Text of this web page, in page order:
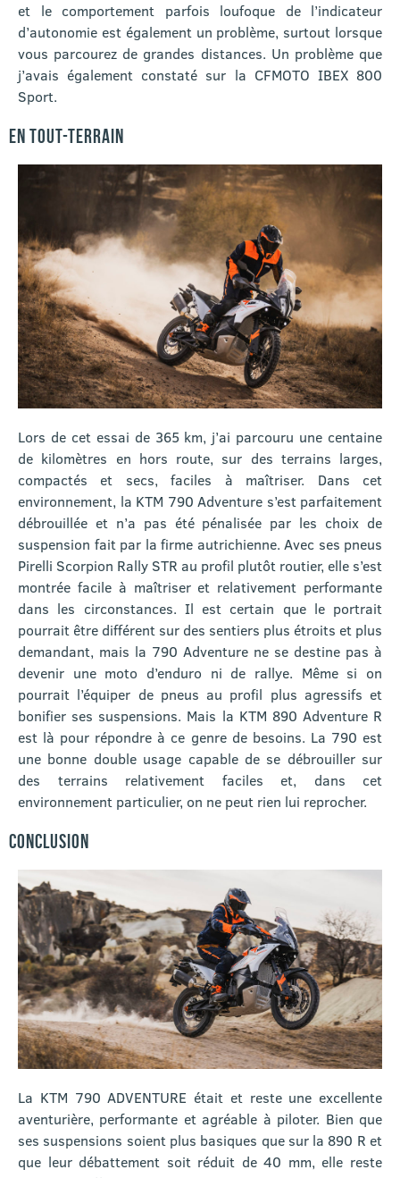
et le comportement parfois loufoque de l’indicateur
d’autonomie est également un problème, surtout lorsque
vous parcourez de grandes distances. Un problème que
j’avais également constaté sur la CFMOTO IBEX 800
Sport.
EN TOUT-TERRAIN
Lors de cet essai de 365 km, j’ai parcouru une centaine
de kilomètres en hors route, sur des terrains larges,
compactés et secs, faciles à maîtriser. Dans cet
environnement, la KTM 790 Adventure s’est parfaitement
débrouillée et n’a pas été pénalisée par les choix de
suspension fait par la firme autrichienne. Avec ses pneus
Pirelli Scorpion Rally STR au profil plutôt routier, elle s’est
montrée facile à maîtriser et relativement performante
dans les circonstances. Il est certain que le portrait
pourrait être différent sur des sentiers plus étroits et plus
demandant, mais la 790 Adventure ne se destine pas à
devenir une moto d’enduro ni de rallye. Même si on
pourrait l’équiper de pneus au profil plus agressifs et
bonifier ses suspensions. Mais la KTM 890 Adventure R
est là pour répondre à ce genre de besoins. La 790 est
une bonne double usage capable de se débrouiller sur
des terrains relativement faciles et, dans cet
environnement particulier, on ne peut rien lui reprocher.
CONCLUSION
La KTM 790 ADVENTURE était et reste une excellente
aventurière, performante et agréable à piloter. Bien que
ses suspensions soient plus basiques que sur la 890 R et
que leur débattement soit réduit de 40 mm, elle reste